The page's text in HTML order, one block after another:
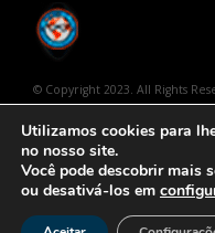
© Copyright 2023. All Rights
NÓS TRABALHAMOS COM MAIS
Utilizamos cookies para
no nosso site.
Você pode descobrir mais
ou desativá-los em